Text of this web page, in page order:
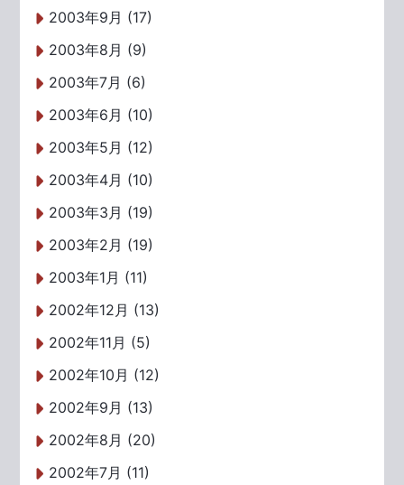
2003年9月 (17)
2003年8月 (9)
2003年7月 (6)
2003年6月 (10)
2003年5月 (12)
2003年4月 (10)
2003年3月 (19)
2003年2月 (19)
2003年1月 (11)
2002年12月 (13)
2002年11月 (5)
2002年10月 (12)
2002年9月 (13)
2002年8月 (20)
2002年7月 (11)